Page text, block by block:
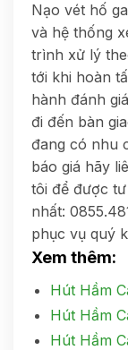
Nạo vét hố
và hệ thống
trình xử lý
tới khi hoàn
hành đánh
đi đến bàn
đang có nhu
báo giá hãy
tôi để được
nhất:
phục vụ quý
Xem thêm:
Hút Hầm
Hút Hầm
Hút Hầm